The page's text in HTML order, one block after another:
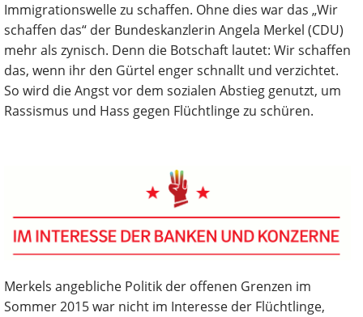
Immigrationswelle zu schaffen. Ohne dies war das „Wir
schaffen das“ der Bundeskanzlerin Angela Merkel (CDU)
mehr als zynisch. Denn die Botschaft lautet: Wir schaffen
das, wenn ihr den Gürtel enger schnallt und verzichtet.
So wird die Angst vor dem sozialen Abstieg genutzt, um
Rassismus und Hass gegen Flüchtlinge zu schüren.
Merkels angebliche Politik der offenen Grenzen im
Sommer 2015 war nicht im Interesse der Flüchtlinge,